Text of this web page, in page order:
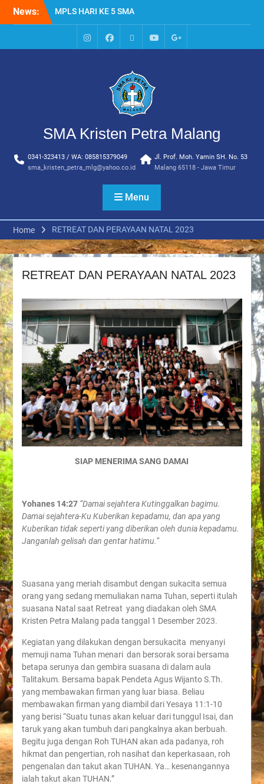
News:
MPLS HARI KE 5 SMA
KRISTEN PETRA MALANG
HARI KE EMPAT SMA
KRISTEN PETRA MALANG
KRISTEN PETRA MALANG
MPLS HARI KE DUA, MASA
LINGKUNGAN SEKOLAH DI
MALANG
AJARAN BARU YBPK
PETRA MALANG
IG
FacebookWhatsappYoutubeGoogle+
SMA Kristen Petra Malang
0341-323413 / WA: 085815379049
sma_kristen_petra_mlg@yahoo.co.id
Jl. Prof. Moh. Yamin SH. No. 53
Malang 65118 - Jawa Timur
Menu
Home RETREAT DAN PERAYAAN NATAL 2023
RETREAT DAN PERAYAAN NATAL 2023
SIAP MENERIMA SANG DAMAI
Yohanes 14:27 “Damai sejahtera Kutinggalkan bagimu.
Damai sejahtera-Ku Kuberikan kepadamu, dan apa yang
Kuberikan tidak seperti yang diberikan oleh dunia kepadamu.
Janganlah gelisah dan gentar hatimu.”
Suasana yang meriah disambut dengan sukacita semua
orang yang sedang memuliakan nama Tuhan, seperti itulah
suasana Natal saat Retreat yang diadakan oleh SMA
Kristen Petra Malang pada tanggal 1 Desember 2023.
Kegiatan yang dilakukan dengan bersukacita menyanyi
memuji nama Tuhan menari dan bersorak sorai bersama
betapa serunya dan gembira suasana di dalam aula
Talitakum. Bersama bapak Pendeta Agus Wijanto S.Th.
yang membawakan firman yang luar biasa. Beliau
membawakan firman yang diambil dari Yesaya 11:1-10
yang berisi “Suatu tunas akan keluar dari tunggul Isai, dan
taruk yang akan tumbuh dari pangkalnya akan berbuah.
Begitu juga dengan Roh TUHAN akan ada padanya, roh
hikmat dan pengertian, roh nasihat dan keperkasaan, roh
pengenalan dan takut akan TUHAN. Ya… kesenangannya
ialah takut akan TUHAN.”